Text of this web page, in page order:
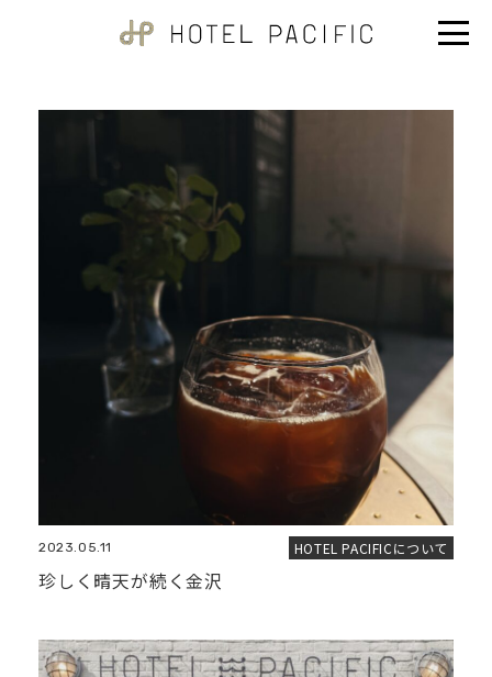
2023.05.11 HOTEL PACIFICについて
珍しく晴天が続く金沢